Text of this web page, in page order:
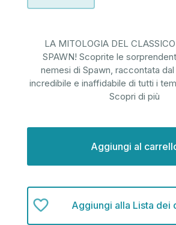
LA MITOLOGIA DEL
SPAWN! Scoprite le
nemesi di Spawn, raccontata
incredibile e inaffidabile di tutti i
Scopri di più
Aggiungi alla Lista dei